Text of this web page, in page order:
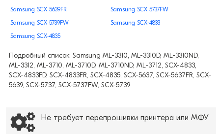
Samsung SCX 5639FR
Samsung SCX 5737FW
Samsung SCX 5739FW
Samsung SCX-4833
Samsung SCX-4835
Подробный список: Samsung ML-3310, ML-3310D, ML-3310ND,
ML-3312, ML-3710, ML-3710D, ML-3710ND, ML-3712, SCX-4833,
SCX-4833FD, SCX-4833FR, SCX-4835, SCX-5637, SCX-5637FR, SCX-
5639, SCX-5737, SCX-5737FW, SCX-5739
Не требует перепрошивки принтера или МФУ